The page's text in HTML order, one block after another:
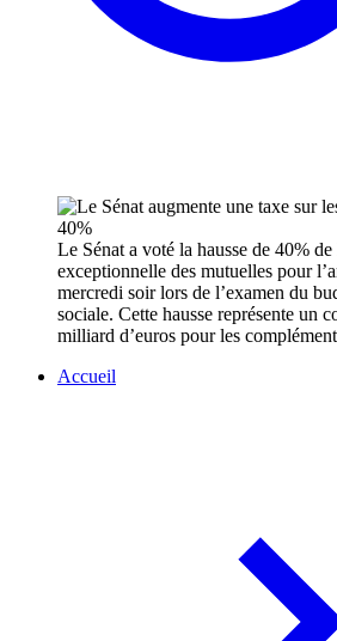
Le Sénat a voté la hausse de 40%
exceptionnelle des mutuelles pour
mercredi soir lors de l’examen du
sociale. Cette hausse représente un
milliard d’euros pour les
Accueil